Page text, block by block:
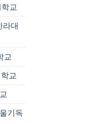
교
라대
교
교
기독